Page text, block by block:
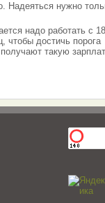
Надеяться нужно
надо работать с
чтобы достичь порога
такую